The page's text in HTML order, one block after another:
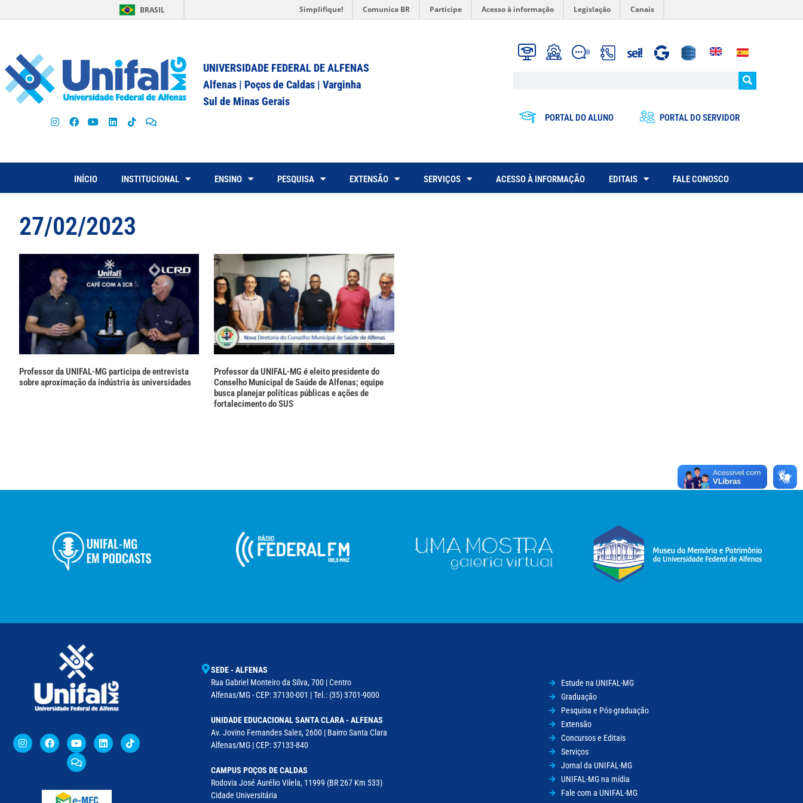
BRASIL Simplifique! Comunica BR Participe Acesso à informação Legislação Canais
UNIVERSIDADE FEDERAL DE ALFENAS
Alfenas | Poços de Caldas | Varginha
Sul de Minas Gerais
PORTAL DO ALUNO PORTAL DO SERVIDOR
INÍCIO INSTITUCIONAL ENSINO PESQUISA EXTENSÃO SERVIÇOS ACESSO À INFORMAÇÃO EDITAIS FALE CONOSCO
27/02/2023
Professor da UNIFAL-MG participa de entrevista
sobre aproximação da indústria às universidades
Professor da UNIFAL-MG é eleito presidente do
Conselho Municipal de Saúde de Alfenas; equipe
busca planejar políticas públicas e ações de
fortalecimento do SUS
SEDE - ALFENAS
Rua Gabriel Monteiro da Silva, 700 | Centro
Alfenas/MG - CEP: 37130-001 | Tel.: (35) 3701-9000
UNIDADE EDUCACIONAL SANTA CLARA - ALFENAS
Av. Jovino Fernandes Sales, 2600 | Bairro Santa Clara
Alfenas/MG | CEP: 37133-840
CAMPUS POÇOS DE CALDAS
Rodovia José Aurélio Vilela, 11999 (BR 267 Km 533)
Cidade Universitária
Estude na UNIFAL-MG
Graduação
Pesquisa e Pós-graduação
Extensão
Concursos e Editais
Serviços
Jornal da UNIFAL-MG
UNIFAL-MG na mídia
Fale com a UNIFAL-MG